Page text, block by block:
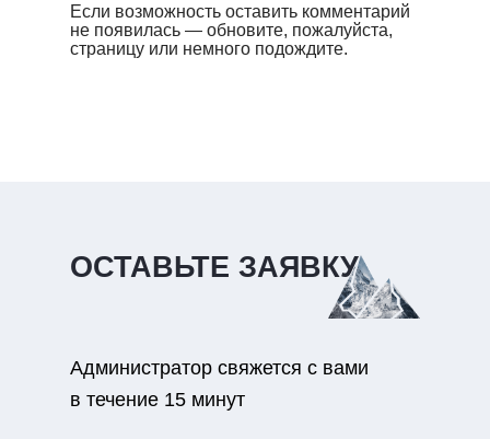
Если возможность оставить комментарий
не появилась — обновите, пожалуйста,
страницу или немного подождите.
ОСТАВЬТЕ ЗАЯВКУ
Администратор свяжется с вами
в течение 15 минут